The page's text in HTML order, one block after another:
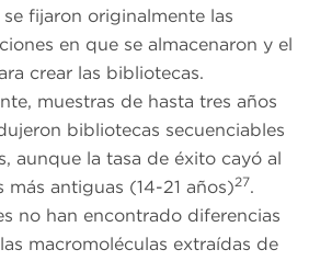
fijaron originalmente las
en que se almacenaron y el
crear las bibliotecas.
muestras de hasta tres años
bibliotecas secuenciables
aunque la tasa de éxito cayó al
más antiguas (14-21 años)27.
no han encontrado diferencias
macromoléculas extraídas de